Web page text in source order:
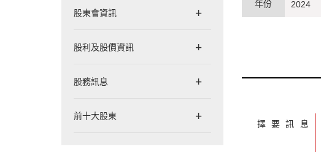
股東會資訊
股利及股價資訊
股務訊息
前十大股東
年份 2024
擇要訊息